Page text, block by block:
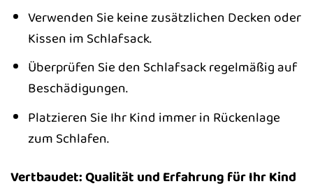
Verwenden Sie keine zusätzlichen Decken oder
Kissen im Schlafsack.
Überprüfen Sie den Schlafsack regelmäßig auf
Beschädigungen.
Platzieren Sie Ihr Kind immer in Rückenlage
zum Schlafen.
Vertbaudet: Qualität und Erfahrung für Ihr Kind